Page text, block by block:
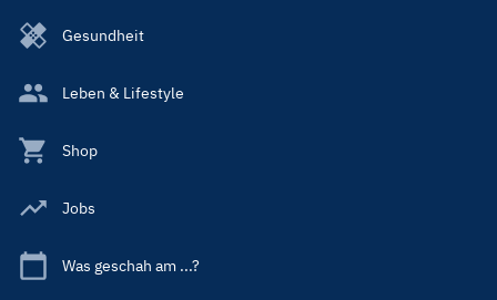
Gesundheit
Leben & Lifestyle
Shop
Jobs
Was geschah am ...?